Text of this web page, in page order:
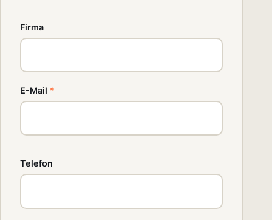
Firma
E-Mail *
Telefon